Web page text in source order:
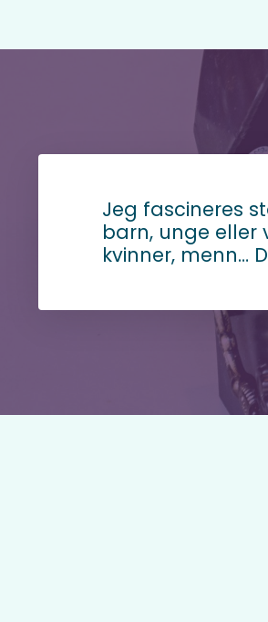
Jeg fascineres
barn, unge eller
kvinner, menn…